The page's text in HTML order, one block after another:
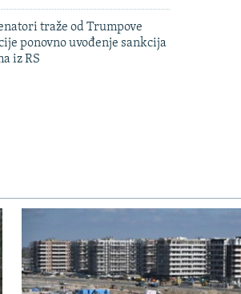
traže od Trumpove
ponovno uvođenje sankcija
iz RS